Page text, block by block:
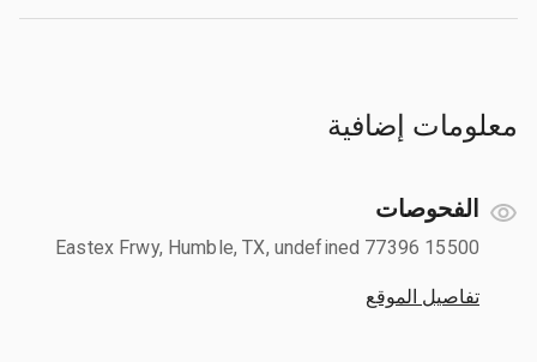
معلومات إضافية
الفحوصات
15500 Eastex Frwy, Humble, TX, undefined 77396
تفاصيل الموقع